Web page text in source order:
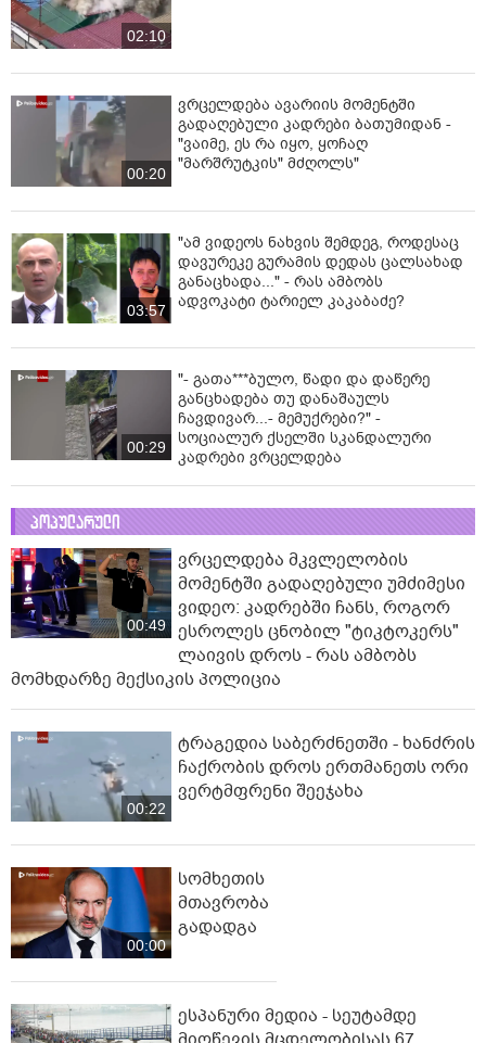
02:10
00:20
ვრცელდება ავარიის მომენტში
გადაღებული კადრები ბათუმიდან -
"ვაიმე, ეს რა იყო, ყოჩაღ
"მარშრუტკის" მძღოლს"
03:57
"ამ ვიდეოს ნახვის შემდეგ, როდესაც
დავურეკე გურამის დედას ცალსახად
განაცხადა..." - რას ამბობს
ადვოკატი ტარიელ კაკაბაძე?
00:29
"- გათა***ბულო, წადი და დაწერე
განცხადება თუ დანაშაულს
ჩავდივარ...- მემუქრები?" -
სოციალურ ქსელში სკანდალური
კადრები ვრცელდება
პოპულარული
00:49
ვრცელდება მკვლელობის
მომენტში გადაღებული უმძიმესი
ვიდეო: კადრებში ჩანს, როგორ
ესროლეს ცნობილ "ტიკტოკერს"
ლაივის დროს - რას ამბობს
მომხდარზე მექსიკის პოლიცია
00:22
ტრაგედია საბერძნეთში - ხანძრის
ჩაქრობის დროს ერთმანეთს ორი
ვერტმფრენი შეეჯახა
00:00
სომხეთის
მთავრობა
გადადგა
ესპანური მედია - სეუტამდე